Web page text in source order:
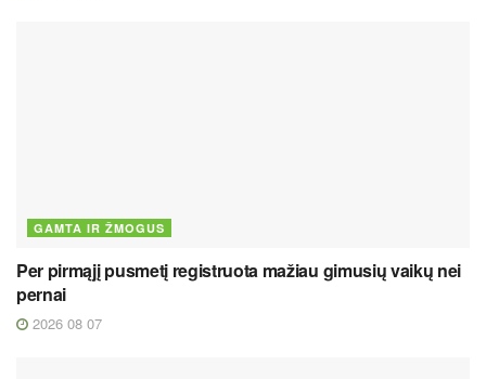
GAMTA IR ŽMOGUS
Per pirmąjį pusmetį registruota mažiau gimusių vaikų nei
pernai
2026 08 07